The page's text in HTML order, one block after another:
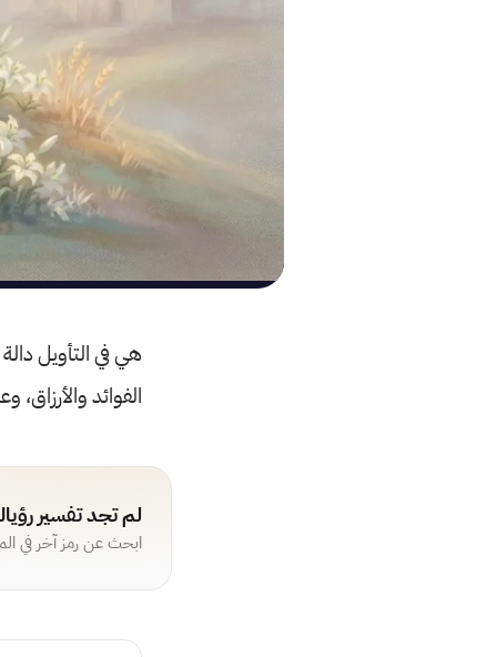
هي في التأويل
الفوائد والأرزاق،
لم تجد تفسير
ابحث عن رمز آخر في